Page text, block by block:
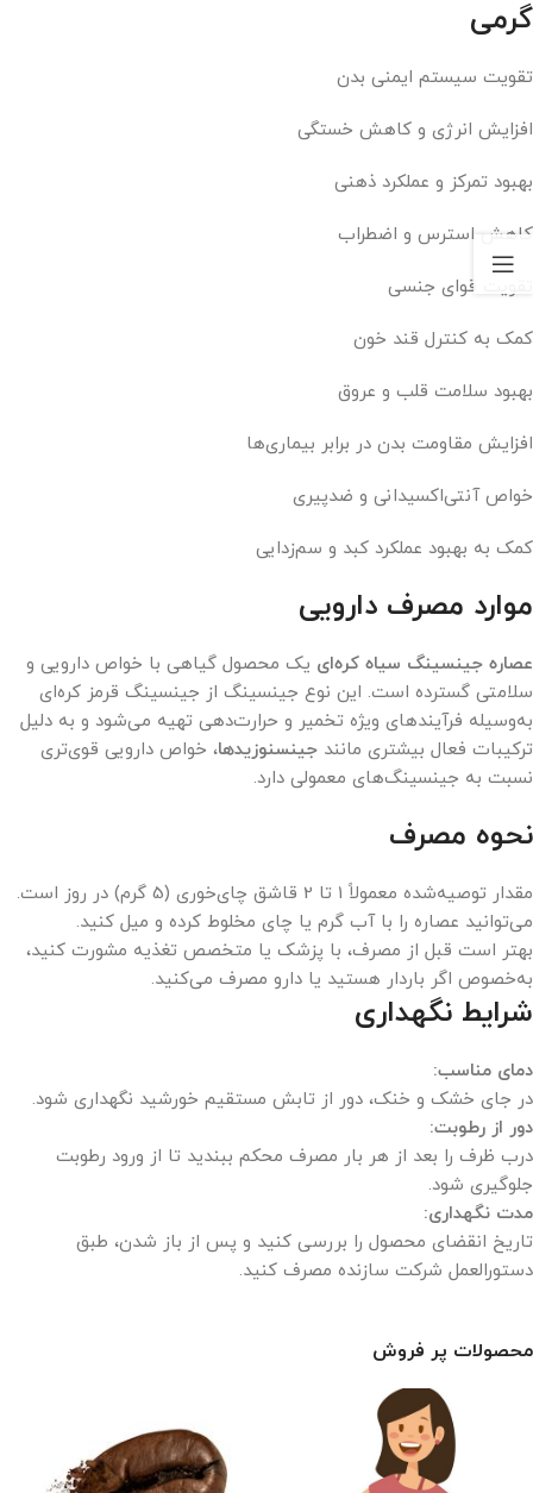
گرمی
تقویت سیستم ایمنی بدن
افزایش انرژی و کاهش خستگی
بهبود تمرکز و عملکرد ذهنی
کاهش استرس و اضطراب
تقویت قوای جنسی
کمک به کنترل قند خون
بهبود سلامت قلب و عروق
افزایش مقاومت بدن در برابر بیماری‌ها
خواص آنتی‌اکسیدانی و ضدپیری
کمک به بهبود عملکرد کبد و سم‌زدایی
موارد مصرف دارویی
عصاره جینسینگ سیاه کره‌ای یک محصول گیاهی با خواص دارویی و
سلامتی گسترده است. این نوع جینسینگ از جینسینگ قرمز کره‌ای
به‌وسیله فرآیندهای ویژه تخمیر و حرارت‌دهی تهیه می‌شود و به دلیل
ترکیبات فعال بیشتری مانند جینسنوزیدها، خواص دارویی قوی‌تری
نسبت به جینسینگ‌های معمولی دارد.
نحوه مصرف
مقدار توصیه‌شده معمولاً 1 تا 2 قاشق چای‌خوری (5 گرم) در روز است.
می‌توانید عصاره را با آب گرم یا چای مخلوط کرده و میل کنید.
بهتر است قبل از مصرف، با پزشک یا متخصص تغذیه مشورت کنید،
به‌خصوص اگر باردار هستید یا دارو مصرف می‌کنید.
شرایط نگهداری
دمای مناسب:
در جای خشک و خنک، دور از تابش مستقیم خورشید نگهداری شود.
دور از رطوبت:
درب ظرف را بعد از هر بار مصرف محکم ببندید تا از ورود رطوبت
جلوگیری شود.
مدت نگهداری:
تاریخ انقضای محصول را بررسی کنید و پس از باز شدن، طبق
دستورالعمل شرکت سازنده مصرف کنید.
محصولات پر فروش